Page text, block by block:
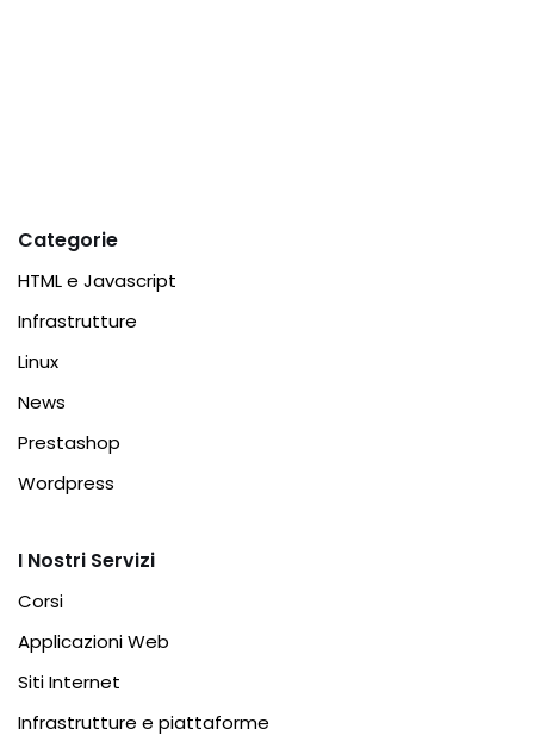
Categorie
HTML e Javascript
Infrastrutture
Linux
News
Prestashop
Wordpress
I Nostri Servizi
Corsi
Applicazioni Web
Siti Internet
Infrastrutture e piattaforme